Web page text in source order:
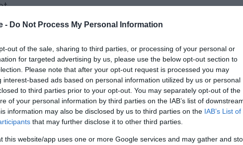
- Do Not Process My Personal Information
out of the sale, sharing to third parties, or processing of your personal or
for targeted advertising by us, please use the below opt-out section to
Please note that after your opt-out request is processed you may
interest-based ads based on personal information utilized by us or personal
to third parties prior to your opt-out. You may separately opt-out of the
of your personal information by third parties on the IAB’s list of
information may also be disclosed by us to third parties on the IAB’s List of
that may further disclose it to other third parties.
this website/app uses one or more Google services and may gather and
han inte har några planer att hjälpa den
han.
i England